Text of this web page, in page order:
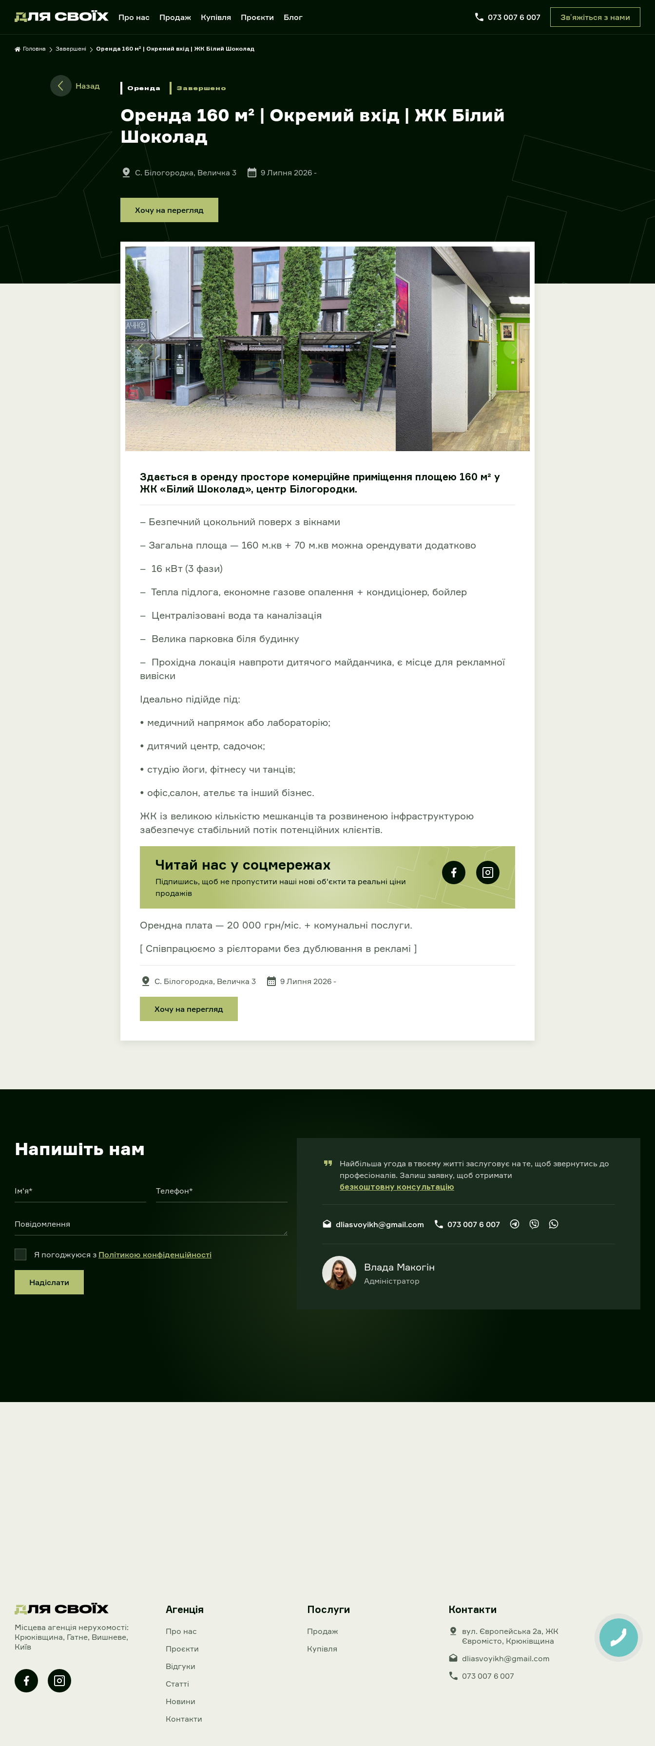
Про нас Продаж Купівля Проєкти Блог 073 007 6 007 Звʼяжіться з нами
Головна Завершені Оренда 160 м² | Окремий вхід | ЖК Білий Шоколад
Назад Оренда Завершено
Оренда 160 м² | Окремий вхід | ЖК Білий
Шоколад
С. Білогородка, Величка 3 9 Липня 2026 -
Хочу на перегляд
Здається в оренду просторе комерційне приміщення площею 160 м² у
ЖК «Білий Шоколад», центр Білогородки.
– Безпечний цокольний поверх з вікнами
– Загальна площа — 160 м.кв + 70 м.кв можна орендувати додатково
– 16 кВт (3 фази)
– Тепла підлога, економне газове опалення + кондиціонер, бойлер
– Централізовані вода та каналізація
– Велика парковка біля будинку
– Прохідна локація навпроти дитячого майданчика, є місце для рекламної
вивіски
Ідеально підійде під:
• медичний напрямок або лабораторію;
• дитячий центр, садочок;
• студію йоги, фітнесу чи танців;
• офіс,салон, ательє та інший бізнес.
ЖК із великою кількістю мешканців та розвиненою інфраструктурою
забезпечує стабільний потік потенційних клієнтів.
Читай нас у соцмережах
Підпишись, щоб не пропустити наші нові об'єкти та реальні ціни
продажів
Орендна плата — 20 000 грн/міс. + комунальні послуги.
[ Співпрацюємо з рієлторами без дублювання в рекламі ]
С. Білогородка, Величка 3 9 Липня 2026 -
Хочу на перегляд
Напишіть нам
Ім'я* Телефон*
Повідомлення
Я погоджуюся з Політикою конфіденційності
Надіслати
Найбільша угода в твоєму житті заслуговує на те, щоб звернутись до
професіоналів. Залиш заявку, щоб отримати
безкоштовну консультацію
dliasvoyikh@gmail.com 073 007 6 007
Влада Макогін
Адміністратор
Mісцева агенція нерухомості:
Крюківщина, Гатне, Вишневе,
Київ
Агенція
Про нас
Проєкти
Відгуки
Статті
Новини
Контакти
Послуги
Продаж
Купівля
Контакти
вул. Європейська 2а, ЖК
Євромісто, Крюківщина
dliasvoyikh@gmail.com
073 007 6 007